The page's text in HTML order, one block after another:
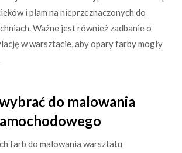
i plam na nieprzeznaczonych do
Ważne jest również zadbanie o
w warsztacie, aby opary farby mogły
do malowania
farb do malowania warsztatu